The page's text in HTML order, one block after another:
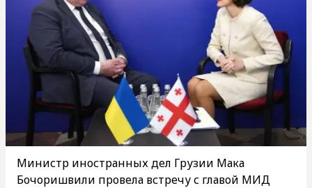
Министр иностранных дел Грузии Мака
Бочоришвили провела встречу с главой МИД